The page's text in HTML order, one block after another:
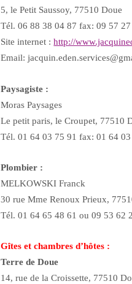
5, le Petit Saussoy, 77510 Doue
Tél. 06 88 38 04 87 fax: 09 57
Site internet :http://
Email:
Paysagiste :
Moras Paysages
Le petit paris, le Croupet, 77510
Tél. 01 64 03 75 91 fax: 01 64
Plombier :
MELKOWSKI Franck
30 rue Mme Renoux Prieux,
Tél. 01 64 65 48 61 ou 09 53 62
Gîtes et chambres d’hôtes :
Terre de Doue
14, rue de la Croissette, 77510